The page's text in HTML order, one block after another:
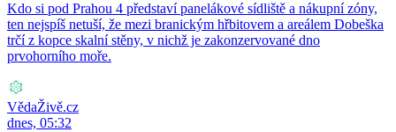
Kdo si pod Prahou 4 představí panelákové sídliště a nákupní zóny,
ten nejspíš netuší, že mezi branickým hřbitovem a areálem Dobeška
trčí z kopce skalní stěny, v nichž je zakonzervované dno
prvohorního moře.
VědaŽivě.cz
dnes, 05:32